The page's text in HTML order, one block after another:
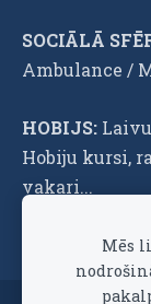
SOCIĀLĀ
Ambulance /
HOBIJS:
Hobiju kursi,
vakari...
Mēs